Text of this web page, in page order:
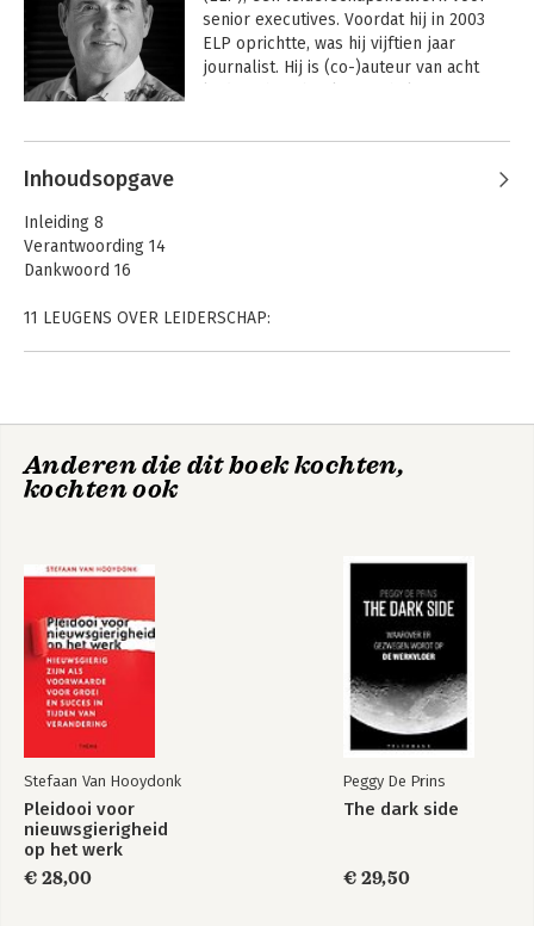
senior executives. Voordat hij in 2003
ELP oprichtte, was hij vijftien jaar
journalist. Hij is (co-)auteur van acht
lekker eten en goede wijn.
Andere boeken door Twan van de
Kerkhof
Misleid - 11 leugens
over leiderschap
Inhoudsopgave
Inleiding 8
Verantwoording 14
Dankwoord 16
11 LEUGENS OVER LEIDERSCHAP:
5. Leiders kunnen alles 98
6. Leiders bepalen het succes van de organisatie 120
10. Leiders zijn graaiers 174
EPILOOG
➜ Hoe word je leider? 206
➜ Wat maakt leiders effectief? 209
➜ Hoe blijven leiders effectief? 213
Aanbevolen boeken over leiders en leiderschap 216
Register 220
Anderen die dit boek kochten,
kochten ook
Stefaan Van Hooydonk
Pleidooi voor
nieuwsgierigheid
op het werk
€ 28,00
Peggy De Prins
The dark side
€ 29,50